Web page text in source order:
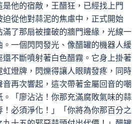
他的宿敵，王醋狂，已經找上門
從他對蒜泥的焦慮中，正式開始
了那扇被撞破的牆門邊緣，光線一
。一個閃閃發光、像醋罐的機器人緩
不斷噴射著白色醋霧。它身上掛著
虹燈牌，閃爍得讓人眼睛發疼，同時
再次響起，這次帶著金屬回音的嘲
「廖沾沾！你那充滿腐敗氣味的蒜
必須淨化！」「你將為你那百分之